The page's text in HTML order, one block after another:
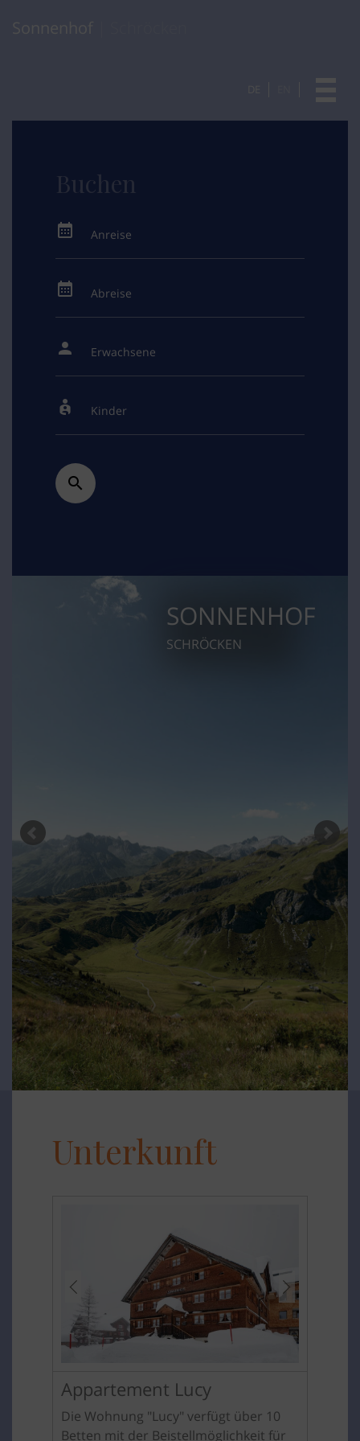
Buchen
SONNENHOF
SCHRÖCKEN
Unterkunft
Appartement Lucy
Die Wohnung "Lucy" verfügt über 10
Betten mit der Beistellmöglichkeit für